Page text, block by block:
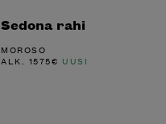
Sedona rahi
MOROSO
ALK. 1575€ UUSI